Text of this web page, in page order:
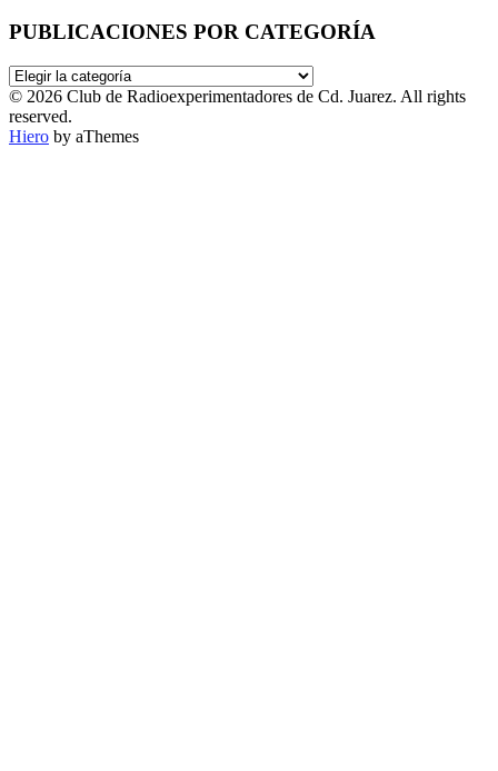
PUBLICACIONES POR CATEGORÍA
PUBLICACIONES
POR
CATEGORÍA
© 2026 Club de Radioexperimentadores de Cd. Juarez. All rights
reserved.
Hiero by aThemes